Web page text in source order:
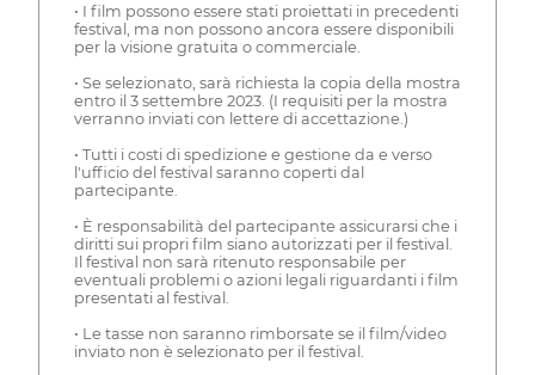
• I film possono essere stati proiettati in precedenti
festival, ma non possono ancora essere disponibili
per la visione gratuita o commerciale.
• Se selezionato, sarà richiesta la copia della mostra
entro il 3 settembre 2023. (I requisiti per la mostra
verranno inviati con lettere di accettazione.)
• Tutti i costi di spedizione e gestione da e verso
l'ufficio del festival saranno coperti dal
partecipante.
• È responsabilità del partecipante assicurarsi che i
diritti sui propri film siano autorizzati per il festival.
Il festival non sarà ritenuto responsabile per
eventuali problemi o azioni legali riguardanti i film
presentati al festival.
• Le tasse non saranno rimborsate se il film/video
inviato non è selezionato per il festival.